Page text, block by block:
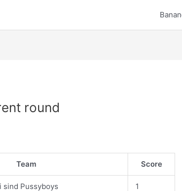
round
Team Score
sind Pussyboys 1